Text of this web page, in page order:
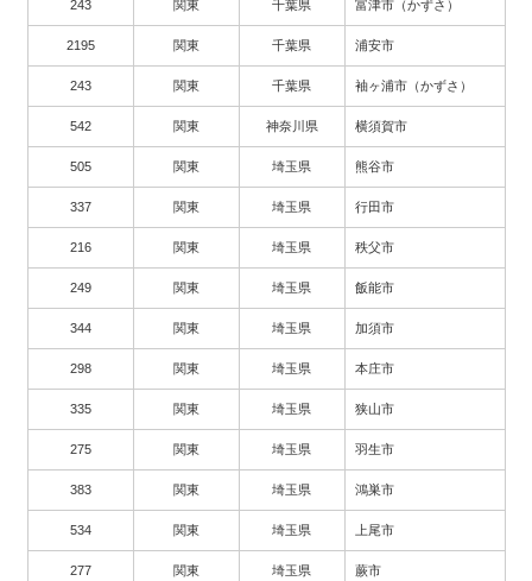
243 関東 千葉県 富津市（かずさ）
2195 関東 千葉県 浦安市
243 関東 千葉県 袖ヶ浦市（かずさ）
542 関東 神奈川県 横須賀市
505 関東 埼玉県 熊谷市
337 関東 埼玉県 行田市
216 関東 埼玉県 秩父市
249 関東 埼玉県 飯能市
344 関東 埼玉県 加須市
298 関東 埼玉県 本庄市
335 関東 埼玉県 狭山市
275 関東 埼玉県 羽生市
383 関東 埼玉県 鴻巣市
534 関東 埼玉県 上尾市
277 関東 埼玉県 蕨市